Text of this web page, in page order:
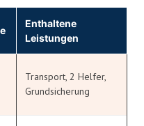
Enthaltene
Leistungen
Transport, 2 Helfer,
Grundsicherung